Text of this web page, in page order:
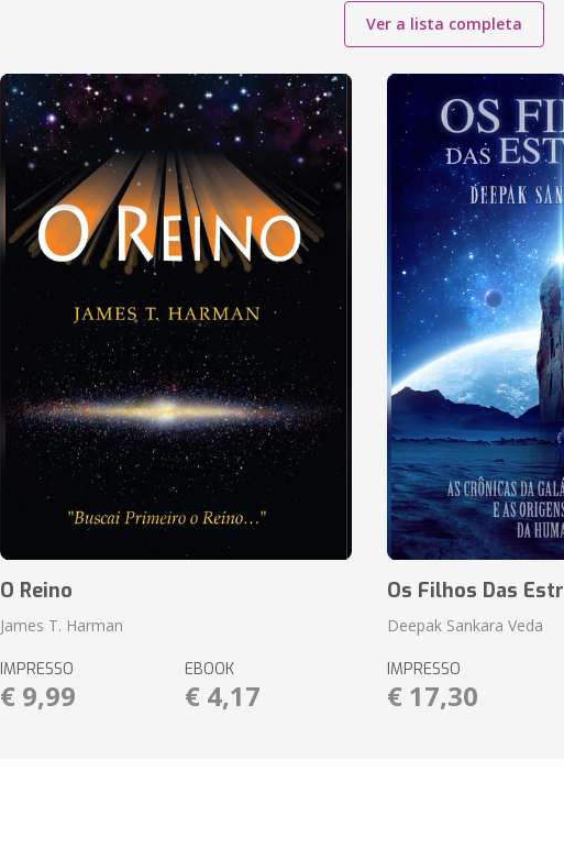
Ver a lista completa
O Reino
James T. Harman
IMPRESSO
€ 9,99
EBOOK
€ 4,17
Os Filhos Das
Deepak Sankara Veda
IMPRESSO
€ 17,30